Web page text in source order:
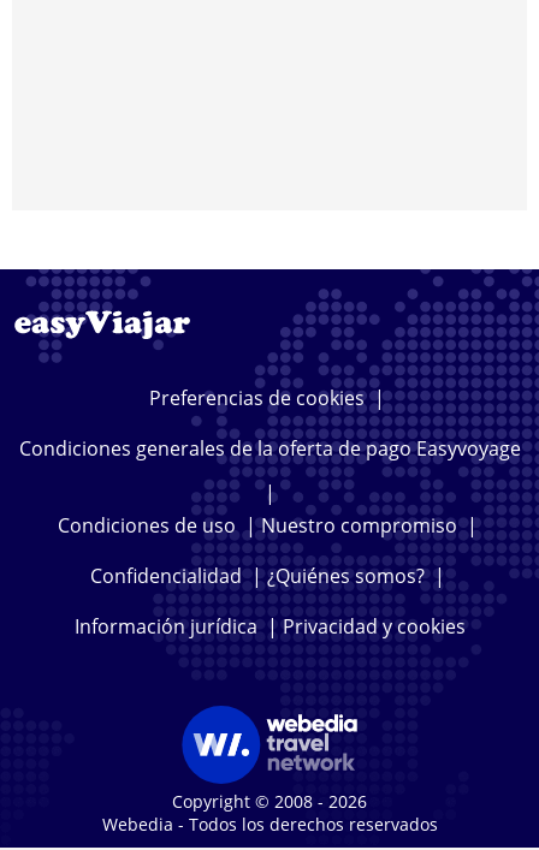
Preferencias de cookies|
Condiciones generales de la oferta de pago Easyvoyage
|
Condiciones de uso|Nuestro compromiso|
Confidencialidad|¿Quiénes somos?|
Información jurídica | Privacidad y cookies
Copyright © 2008 - 2026
Webedia - Todos los derechos reservados